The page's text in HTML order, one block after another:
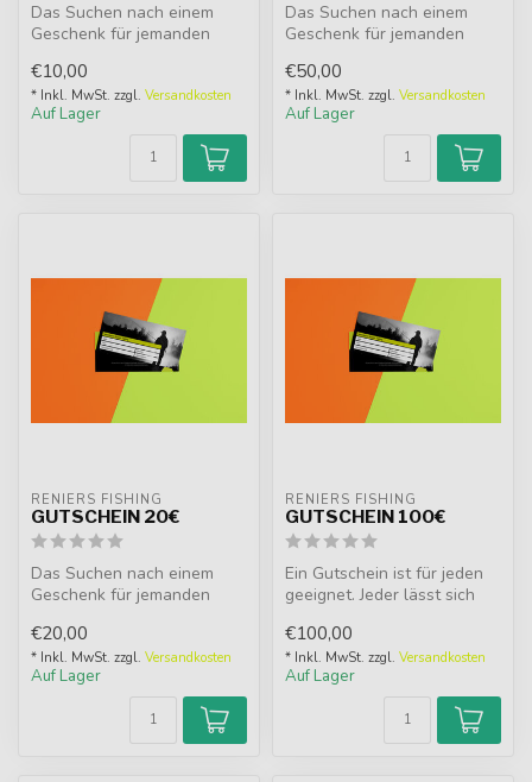
Das Suchen nach einem
Geschenk für jemanden
sein. Ein G...
€10,00
* Inkl. MwSt. zzgl. Versandkosten
Auf Lager
Das Suchen nach einem
Geschenk für jemanden
sein. Ein G...
€50,00
* Inkl. MwSt. zzgl. Versandkosten
Auf Lager
RENIERS FISHING
GUTSCHEIN 20€
Das Suchen nach einem
Geschenk für jemanden
sein. Ein G...
€20,00
* Inkl. MwSt. zzgl. Versandkosten
Auf Lager
RENIERS FISHING
GUTSCHEIN 100€
Ein Gutschein ist für jeden
geeignet. Jeder lässt sich
€100,00
* Inkl. MwSt. zzgl. Versandkosten
Auf Lager